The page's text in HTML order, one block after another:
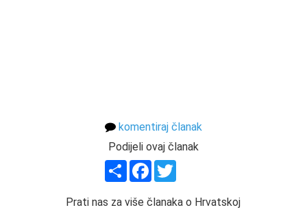
komentiraj članak
Podijeli ovaj članak
ShareFacebook
Prati nas za više članaka o Hrvatskoj